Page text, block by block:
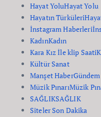
Hayat YoluHayat Yolu
Hayatın Türküleri
İnstagram Haberleri
KadınKadın
Kara Kız İle klip Saati
Kültür Sanat
Manşet Haber
Müzik PınarıMüzik
SAĞLIKSAĞLIK
Siteler Son Dakika